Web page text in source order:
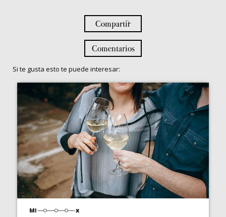
Compartir
Comentarios
Si te gusta esto te puede interesar: